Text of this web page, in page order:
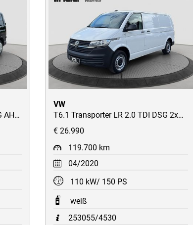
T6.1 Transporter KR 2.0 TDI DSG AHK/Kamera/Navi/Tempomat/uvm
VW
T6.1 Transporter LR 2.0 TDI DSG 2xSchiebetüren/AHK/Kamera/AppConnect/ACC-Tempomat/uvm
€ 26.990
119.700 km
04/2020
110 kW/ 150 PS
weiß
253055/4530